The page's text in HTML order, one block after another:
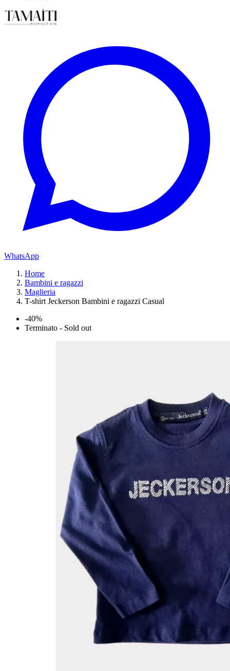
WhatsApp
Home
Bambini e ragazzi
Maglieria
T-shirt Jeckerson Bambini e ragazzi Casual
-40%
Terminato - Sold out